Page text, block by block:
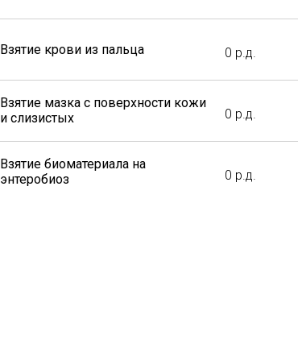
Взятие крови из пальца 0 р.д.
Взятие мазка с поверхности кожи
и слизистых
0 р.д.
Взятие биоматериала на
энтеробиоз
0 р.д.